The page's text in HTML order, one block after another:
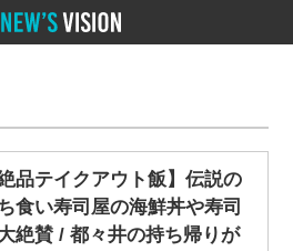
絶品テイクアウト飯】伝説の
食い寿司屋の海鮮丼や寿司
絶賛 / 都々井の持ち帰りが